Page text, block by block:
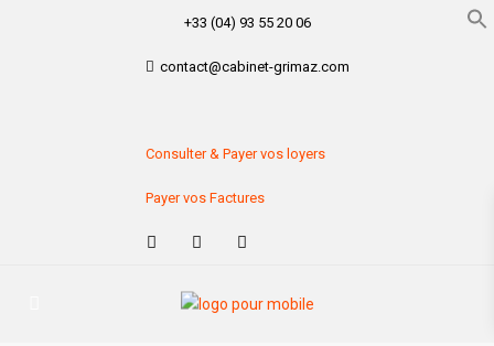
+33 (04) 93 55 20 06
contact@cabinet-grimaz.com
Consulter & Payer vos loyers
Payer vos Factures